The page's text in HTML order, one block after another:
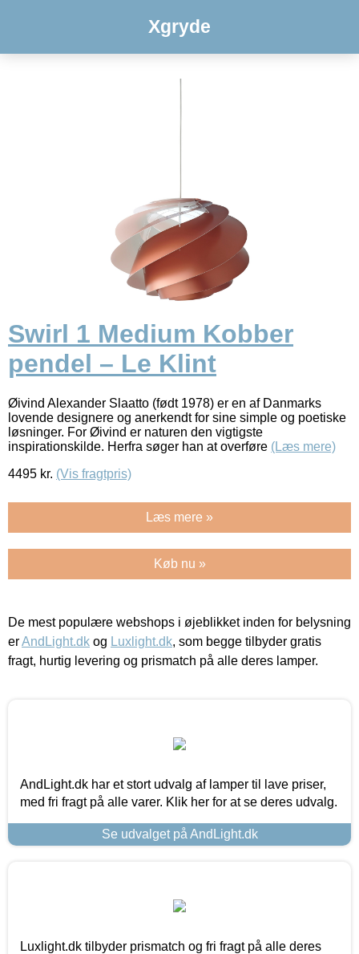
Xgryde
Swirl 1 Medium Kobber
pendel – Le Klint
Øivind Alexander Slaatto (født 1978) er en af Danmarks
lovende designere og anerkendt for sine simple og poetiske
løsninger. For Øivind er naturen den vigtigste
inspirationskilde. Herfra søger han at overføre (Læs mere)
4495 kr. (Vis fragtpris)
Læs mere »
Køb nu »
De mest populære webshops i øjeblikket inden for belysning
erAndLight.dk og Luxlight.dk, som begge tilbyder gratis
fragt, hurtig levering og prismatch på alle deres lamper.
AndLight.dk har et stort udvalg af lamper til lave priser,
med fri fragt på alle varer. Klik her for at se deres udvalg.
Se udvalget på AndLight.dk
Luxlight.dk tilbyder prismatch og fri fragt på alle deres